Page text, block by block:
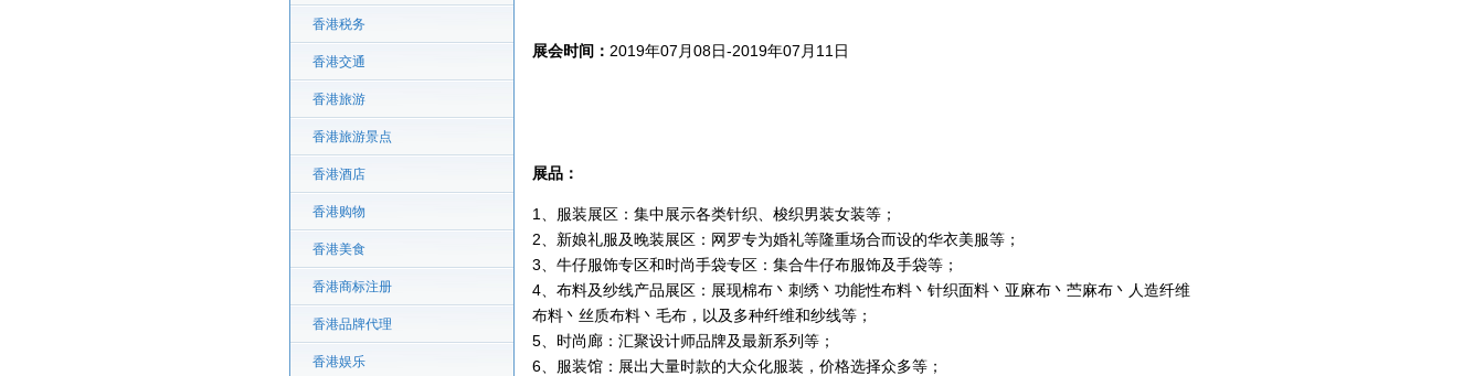
香港税务
香港交通
香港旅游
香港旅游景点
香港酒店
香港购物
香港美食
香港商标注册
香港品牌代理
香港娱乐
展会时间： 2019年07月08日-2019年07月11日
展品：
1、服装展区：集中展示各类针织、梭织男装女装等；
2、新娘礼服及晚装展区：网罗专为婚礼等隆重场合而设的华衣美服等；
3、牛仔服饰专区和时尚手袋专区：集合牛仔布服饰及手袋等；
4、布料及纱线产品展区：展现棉布丶刺绣丶功能性布料丶针织面料丶亚麻布丶苎麻布丶人造纤维
布料丶丝质布料丶毛布，以及多种纤维和纱线等；
5、时尚廊：汇聚设计师品牌及最新系列等；
6、服装馆：展出大量时款的大众化服装，价格选择众多等；